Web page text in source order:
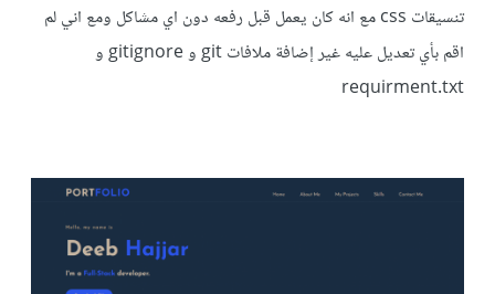
تنسيقات css مع انه كان يعمل قبل رفعه دون اي مشاكل ومع اني لم
اقم بأي تعديل عليه غير إضافة ملافات git و gitignore و
requirment.txt